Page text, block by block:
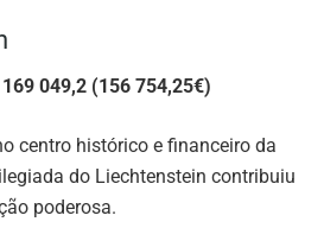
049,2 (156 754,25€)
centro histórico e financeiro da
do Liechtenstein contribuiu
poderosa.